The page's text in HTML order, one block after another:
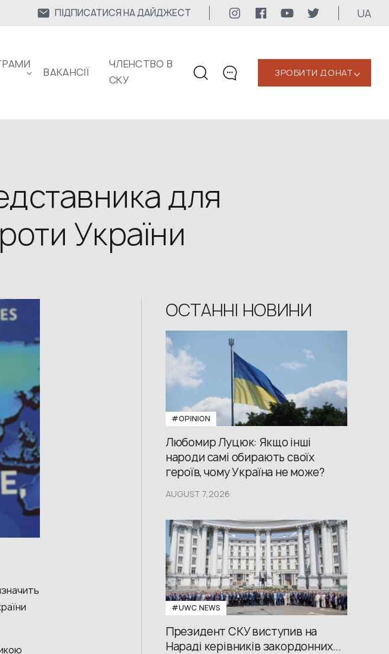
ПІДПИСАТИСЯ НА ДАЙДЖЕСТ UA
ВАКАНСІЇ
ЧЛЕНСТВО В
СКУ
КОНТАКТИ
Для медіа
24/7
ЗРОБИТИ ДОНАТ‹
для
України
ОСТАННІ НОВИНИ
#OPINION
Любомир Луцюк: Якщо інші
народи самі обирають своїх
героїв, чому Україна не може?
AUGUST 7,2026
#UWС NEWS
Президент СКУ виступив на
Нараді керівників закордонних...